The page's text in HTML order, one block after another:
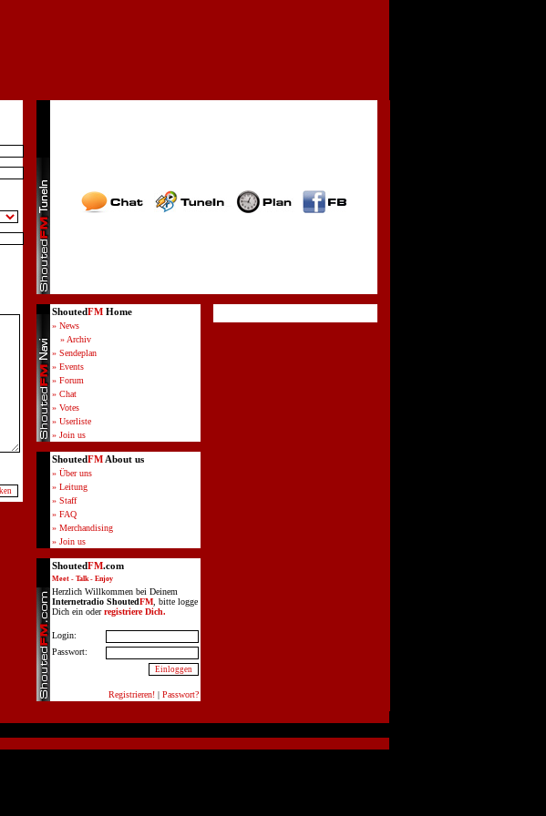
ShoutedFM Home
» News
» Archiv
» Sendeplan
» Events
» Forum
» Chat
» Votes
» Userliste
» Join us
ShoutedFM About us
» Über uns
» Leitung
» Staff
» FAQ
» Merchandising
» Join us
ShoutedFM.com
Meet - Talk - Enjoy
Herzlich Willkommen bei Deinem
Internetradio ShoutedFM , bitte logge
Dich ein oderregistriere Dich.
Login:
Passwort:
Registrieren! | Passwort?